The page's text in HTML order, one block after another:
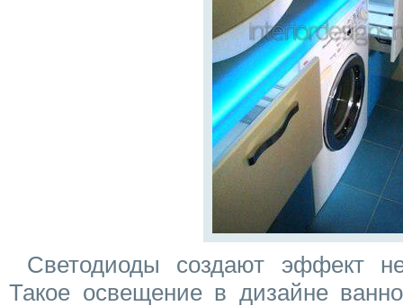
Светодиоды создают эффект
Такое освещение в дизайне